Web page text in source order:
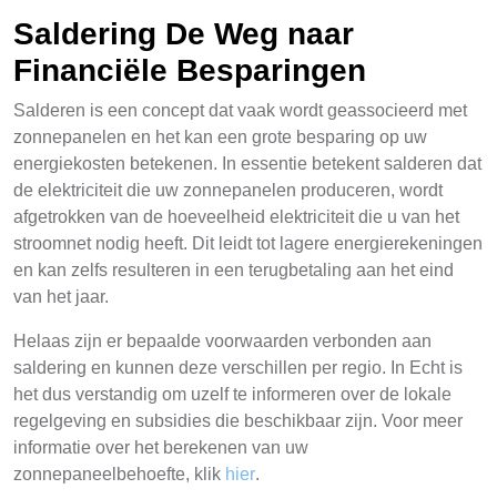
Saldering De Weg naar
Financiële Besparingen
Salderen is een concept dat vaak wordt geassocieerd met
zonnepanelen en het kan een grote besparing op uw
energiekosten betekenen. In essentie betekent salderen dat
de elektriciteit die uw zonnepanelen produceren, wordt
afgetrokken van de hoeveelheid elektriciteit die u van het
stroomnet nodig heeft. Dit leidt tot lagere energierekeningen
en kan zelfs resulteren in een terugbetaling aan het eind
van het jaar.
Helaas zijn er bepaalde voorwaarden verbonden aan
saldering en kunnen deze verschillen per regio. In Echt is
het dus verstandig om uzelf te informeren over de lokale
regelgeving en subsidies die beschikbaar zijn. Voor meer
informatie over het berekenen van uw
zonnepaneelbehoefte, klik hier.